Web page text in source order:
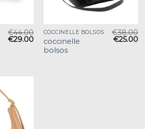
€44.00
€29.00
COCCINELLE BOLSOS
coccinelle
bolsos
€38.00
€25.00